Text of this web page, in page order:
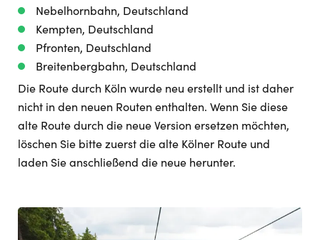
Nebelhornbahn, Deutschland
Kempten, Deutschland
Pfronten, Deutschland
Breitenbergbahn, Deutschland
Die Route durch Köln wurde neu erstellt und ist daher
nicht in den neuen Routen enthalten. Wenn Sie diese
alte Route durch die neue Version ersetzen möchten,
löschen Sie bitte zuerst die alte Kölner Route und
laden Sie anschließend die neue herunter.